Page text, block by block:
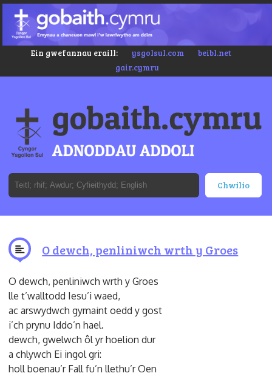
Ein gwefannau eraill: ysgolsul.com
beibl.net
gair.cymru
O dewch, penliniwch wrth y Groes
O dewch, penliniwch wrth y Groes
lle t’walltodd Iesu’i waed,
ac arswydwch gymaint oedd y gost
i’ch prynu Iddo’n hael.
dewch, gwelwch ôl yr hoelion dur
a chlywch Ei ingol gri:
holl boenau’r Fall fu’n llethu’r Oen